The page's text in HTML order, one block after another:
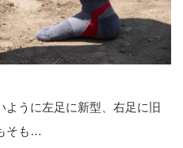
ように左足に新型、右足に旧
そも…